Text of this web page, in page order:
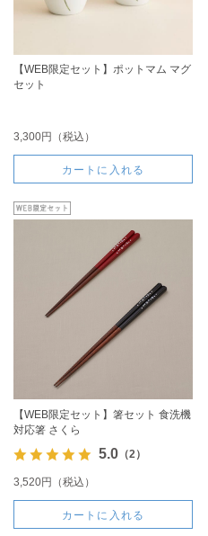
【WEB限定セット】ポットマム マグ
セット
3,300円（税込）
カートに入れる
【WEB限定セット】箸セット 食洗機
対応箸 さくら
5.0（2）
3,520円（税込）
カートに入れる